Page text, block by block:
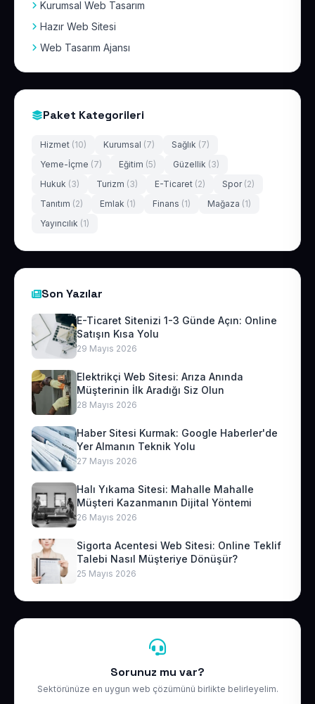
Kurumsal Web Tasarım
Hazır Web Sitesi
Web Tasarım Ajansı
Paket Kategorileri
Hizmet (10) Kurumsal (7) Sağlık (7)
Yeme-İçme (7) Eğitim (5) Güzellik (3)
Hukuk (3) Turizm (3) E-Ticaret (2) Spor (2)
Tanıtım (2) Emlak (1) Finans (1) Mağaza (1)
Yayıncılık (1)
Son Yazılar
E-Ticaret Sitenizi 1-3 Günde Açın: Online
Satışın Kısa Yolu
29 Mayıs 2026
Elektrikçi Web Sitesi: Arıza Anında
Müşterinin İlk Aradığı Siz Olun
28 Mayıs 2026
Haber Sitesi Kurmak: Google Haberler'de
Yer Almanın Teknik Yolu
27 Mayıs 2026
Halı Yıkama Sitesi: Mahalle Mahalle
Müşteri Kazanmanın Dijital Yöntemi
26 Mayıs 2026
Sigorta Acentesi Web Sitesi: Online Teklif
Talebi Nasıl Müşteriye Dönüşür?
25 Mayıs 2026
Sorunuz mu var?
Sektörünüze en uygun web çözümünü birlikte belirleyelim.